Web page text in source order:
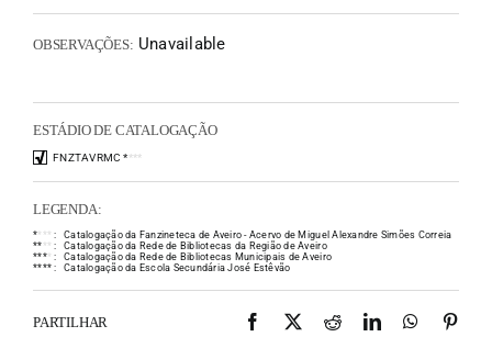
OBSERVAÇÕES: Unavailable
ESTÁDIO DE CATALOGAÇÃO
FNZTAVRMC ****
LEGENDA:
** * * :
Catalogação da Fanzineteca de Aveiro - Acervo de Miguel Alexandre Simões Correia
** * * :
Catalogação da Rede de Bibliotecas da Região de Aveiro
**** :
Catalogação da Rede de Bibliotecas Municipais de Aveiro
**** : Catalogação da Escola Secundária José Estêvão
PARTILHAR Facebook
X RedditLinkedIn